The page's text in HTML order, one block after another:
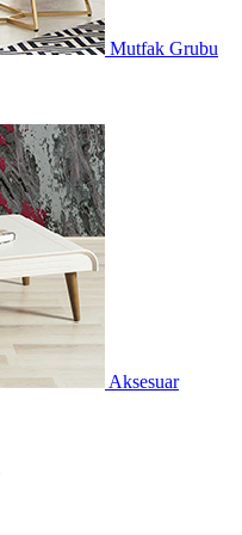
Mutfak Grubu
Aksesuar